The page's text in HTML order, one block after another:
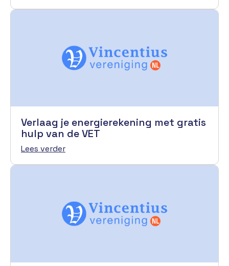
Verlaag je energierekening met gratis
hulp van de VET
Lees verder